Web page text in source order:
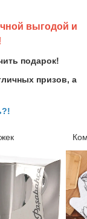
выгодой и
подарок!
призов, а